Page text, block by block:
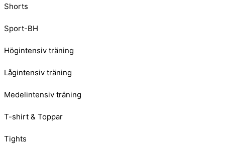
Shorts
Sport-BH
Högintensiv träning
Lågintensiv träning
Medelintensiv träning
T-shirt & Toppar
Tights